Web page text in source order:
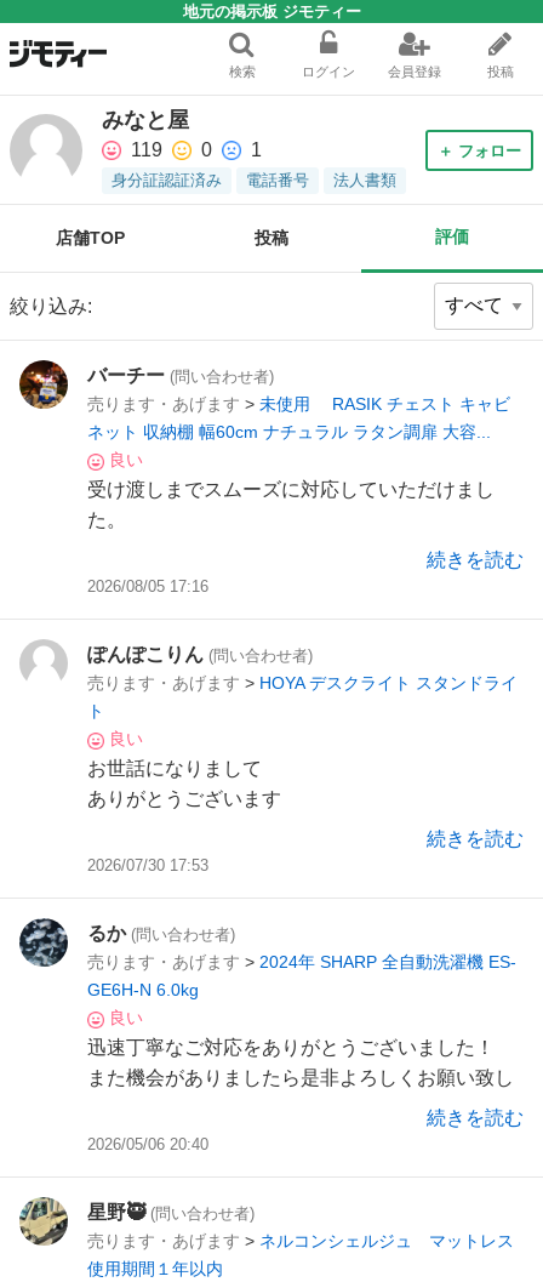
地元の掲示板 ジモティー
検索 ログイン 会員登録 投稿
みなと屋
119 0 1
身分証認証済み 電話番号 法人書類
＋ フォロー
店舗TOP 投稿 評価
絞り込み:
バーチー (問い合わせ者)
売ります・あげます > 未使用 RASIK チェスト キャビ
ネット 収納棚 幅60cm ナチュラル ラタン調扉 大容...
良い
受け渡しまでスムーズに対応していただけまし
た。
続きを読む
2026/08/05 17:16
ぽんぽこりん (問い合わせ者)
売ります・あげます > HOYA デスクライト スタンドライ
ト
良い
お世話になりまして
ありがとうございます
続きを読む
2026/07/30 17:53
るか (問い合わせ者)
売ります・あげます > 2024年 SHARP 全自動洗濯機 ES-
GE6H-N 6.0kg
良い
迅速丁寧なご対応をありがとうございました！
また機会がありましたら是非よろしくお願い致し
続きを読む
2026/05/06 20:40
星野🥷 (問い合わせ者)
売ります・あげます > ネルコンシェルジュ マットレス
使用期間１年以内